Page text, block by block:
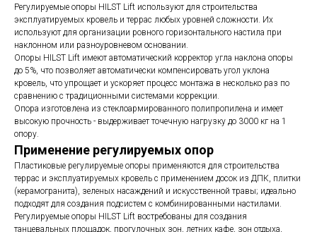
Регулируемые опоры HILST Lift используют для строительства
эксплуатируемых кровель и террас любых уровней сложности. Их
используют для организации ровного горизонтального настила при
наклонном или разноуровневом основании.
Опоры HILST Lift имеют автоматический корректор угла наклона опоры
до 5%, что позволяет автоматически компенсировать угол уклона
кровель, что упрощает и ускоряет процесс монтажа в несколько раз по
сравнению с традиционными системами коррекции.
Опора изготовлена из стеклоармированного полипропилена и имеет
высокую прочность - выдерживает точечную нагрузку до 3000 кг на 1
опору.
Применение регулируемых опор
Пластиковые регулируемые опоры применяются для строительства
террас и эксплуатируемых кровель с применением досок из ДПК, плитки
(керамогранита), зеленых насаждений и искусственной травы; идеально
подходят для создания подсистем с комбинированными настилами.
Регулируемые опоры HILST Lift востребованы для создания
танцевальных площадок, прогулочных зон, летних кафе, зон отдыха,